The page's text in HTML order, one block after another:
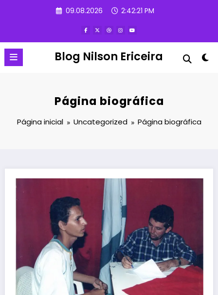
09.08.2026 2:42:22 PM
Blog Nilson Ericeira
Página biográfica
Página inicial Uncategorized Página biográfica